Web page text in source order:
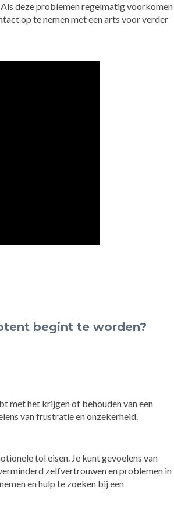
deze problemen regelmatig voorkomen
op te nemen met een arts voor verder
begint te worden?
met het krijgen of behouden van een
van frustratie en onzekerheid.
tol eisen. Je kunt gevoelens van
zelfvertrouwen en problemen in
en hulp te zoeken bij een